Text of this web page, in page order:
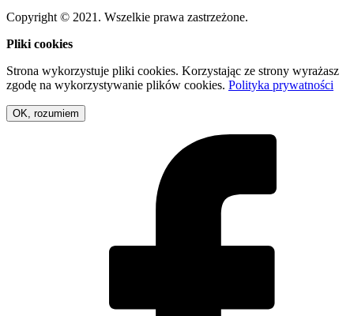
Copyright © 2021. Wszelkie prawa zastrzeżone.
Pliki cookies
Strona wykorzystuje pliki cookies. Korzystając ze strony wyrażasz
zgodę na wykorzystywanie plików cookies. Polityka prywatności
OK, rozumiem